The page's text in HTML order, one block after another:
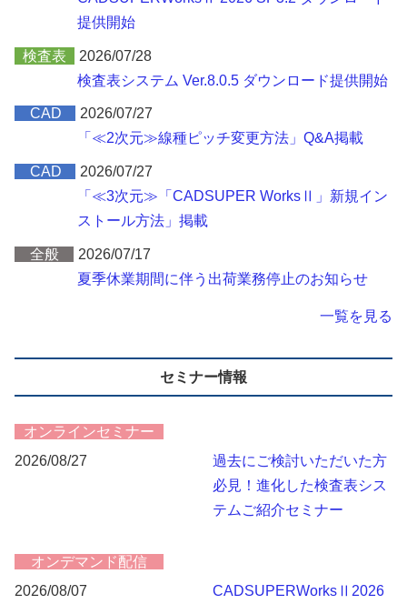
提供開始
検査表
2026/07/28
検査表システム Ver.8.0.5 ダウンロード提供開始
CAD
2026/07/27
「≪2次元≫線種ピッチ変更方法」Q&A掲載
CAD
2026/07/27
「≪3次元≫「CADSUPER WorksⅡ」新規イン
ストール方法」掲載
全般
2026/07/17
夏季休業期間に伴う出荷業務停止のお知らせ
一覧を見る
セミナー情報
オンラインセミナー
2026/08/27
過去にご検討いただいた方
必見！進化した検査表シス
テムご紹介セミナー
オンデマンド配信
2026/08/07
CADSUPERWorksⅡ2026